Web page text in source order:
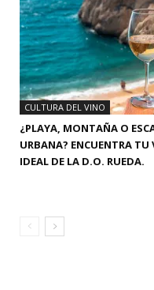
CULTURA DEL VINO
¿PLAYA, MONTAÑA O
URBANA? ENCUENTRA TU
IDEAL DE LA D.O. RUEDA.